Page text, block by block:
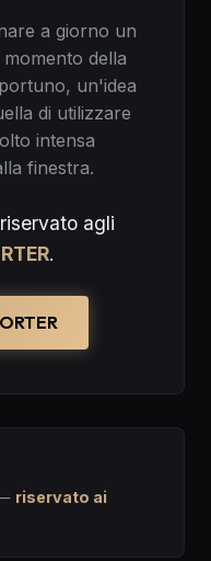
a giorno un
della
un'idea
di utilizzare
intensa
finestra.
agli
.
riservato ai